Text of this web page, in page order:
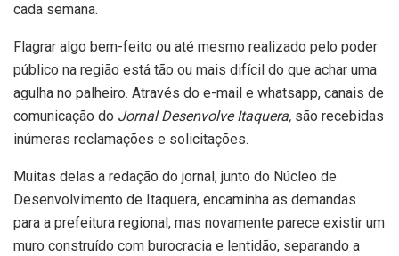
cada semana.
Flagrar algo bem-feito ou até mesmo realizado pelo poder
público na região está tão ou mais difícil do que achar uma
agulha no palheiro. Através do e-mail e whatsapp, canais de
comunicação do Jornal Desenvolve Itaquera, são recebidas
inúmeras reclamações e solicitações.
Muitas delas a redação do jornal, junto do Núcleo de
Desenvolvimento de Itaquera, encaminha as demandas
para a prefeitura regional, mas novamente parece existir um
muro construído com burocracia e lentidão, separando a